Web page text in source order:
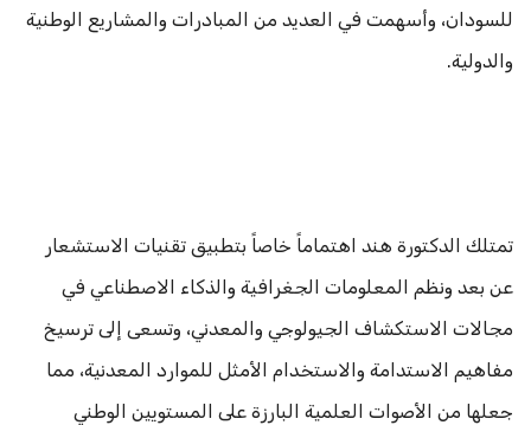
للسودان، وأسهمت في العديد من المبادرات والمشاريع الوطنية
والدولية.
تمتلك الدكتورة هند اهتماماً خاصاً بتطبيق تقنيات الاستشعار
عن بعد ونظم المعلومات الجغرافية والذكاء الاصطناعي في
مجالات الاستكشاف الجيولوجي والمعدني، وتسعى إلى ترسيخ
مفاهيم الاستدامة والاستخدام الأمثل للموارد المعدنية، مما
جعلها من الأصوات العلمية البارزة على المستويين الوطني